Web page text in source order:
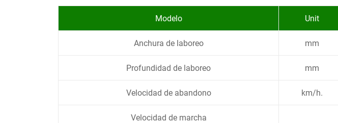
Modelo Unit
Anchura de laboreo mm
Profundidad de laboreo mm
Velocidad de abandono km/h.
Velocidad de marcha